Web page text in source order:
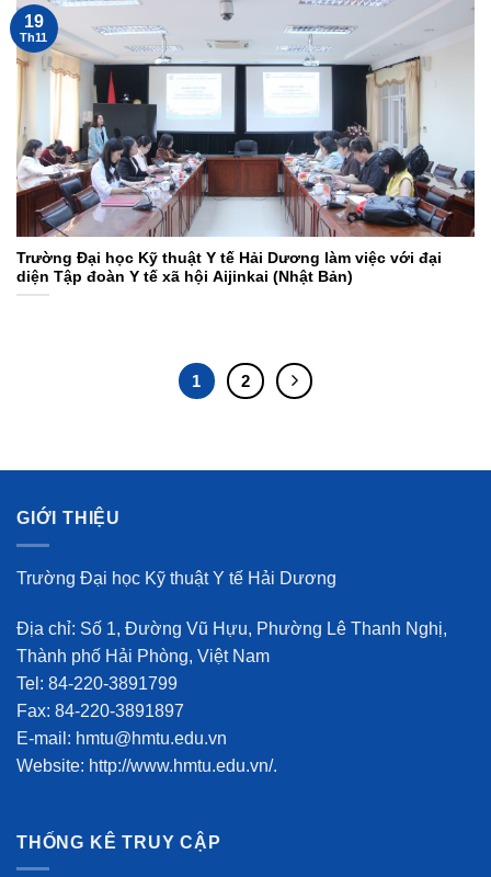
Trường Đại học Kỹ thuật Y tế Hải Dương làm việc với đại
diện Tập đoàn Y tế xã hội Aijinkai (Nhật Bản)
19
Th11
1 2
GIỚI THIỆU
Trường Đại học Kỹ thuật Y tế Hải Dương
Địa chỉ: Số 1, Đường Vũ Hựu, Phường Lê Thanh Nghị,
Thành phố Hải Phòng, Việt Nam
Tel: 84-220-3891799
Fax: 84-220-3891897
E-mail: hmtu@hmtu.edu.vn
Website: http://www.hmtu.edu.vn/.
THỐNG KÊ TRUY CẬP